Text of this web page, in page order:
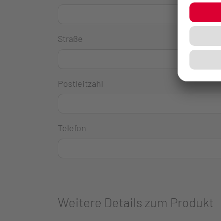
Straße
Postleitzahl
Telefon
Weitere Details zum Produkt